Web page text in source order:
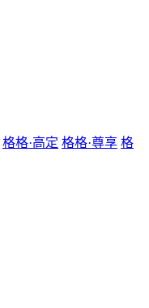
格格·高定 格格·尊享 格